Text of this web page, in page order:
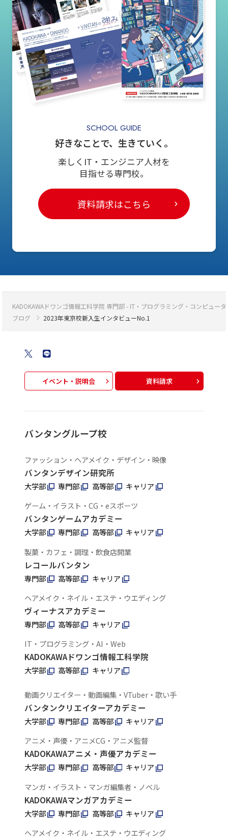
SCHOOL GUIDE
好きなことで、生きていく。
楽しくIT・エンジニア人材を
目指せる専門校。
資料請求はこちら
KADOKAWAドワンゴ情報工科学院 専門部 - IT・プログラミング・コンピュー
ブログ
2023年東京校新入生インタビューNo.1
イベント・説明会 資料請求
バンタングループ校
ファッション・ヘアメイク・デザイン・映像
バンタンデザイン研究所
大学部 専門部 高等部
キャリア
ゲーム・イラスト・CG・eスポーツ
バンタンゲームアカデミー
大学部 専門部 高等部
キャリア
製菓・カフェ・調理・飲食店開業
レコールバンタン
専門部 高等部
キャリア
ヘアメイク・ネイル・エステ・ウエディング
ヴィーナスアカデミー
専門部 高等部
キャリア
IT・プログラミング・AI・Web
KADOKAWAドワンゴ情報工科学院
大学部 高等部 キャリア
動画クリエイター・動画編集・VTuber・歌い手
バンタンクリエイターアカデミー
大学部 専門部 高等部
キャリア
アニメ・声優・アニメCG・アニメ監督
KADOKAWAアニメ・声優アカデミー
大学部 専門部 高等部
キャリア
マンガ・イラスト・マンガ編集者・ノベル
KADOKAWAマンガアカデミー
大学部 専門部 高等部
キャリア
ヘアメイク・ネイル・エステ・ウエディング